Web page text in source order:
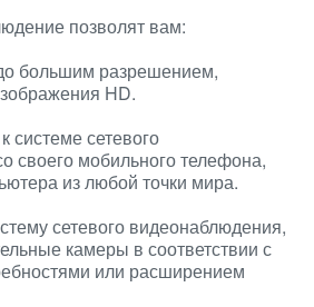
позволят вам:
большим разрешением,
HD.
системе сетевого
своего мобильного телефона,
из любой точки мира.
сетевого видеонаблюдения,
камеры в соответствии с
или расширением